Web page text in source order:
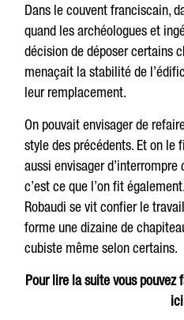
Dans le couvent franciscain,
quand les archéologues et
décision de déposer certains
menaçait la stabilité de
leur remplacement.
On pouvait envisager de
style des précédents. Et on le
aussi envisager d’interrompre
c’est ce que l’on fit
Robaudi se vit confier le
forme une dizaine de
cubiste même selon certains.
Pour lire la suite vous pouvez
ici